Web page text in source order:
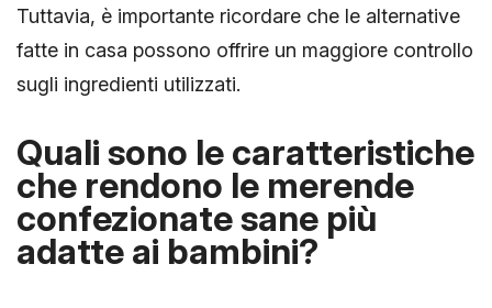
Tuttavia, è importante ricordare che le alternative
fatte in casa possono offrire un maggiore controllo
sugli ingredienti utilizzati.
Quali sono le caratteristiche
che rendono le merende
confezionate sane più
adatte ai bambini?